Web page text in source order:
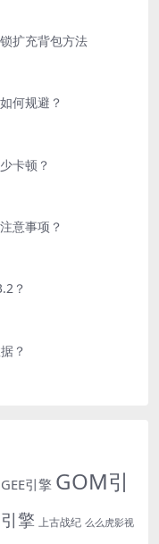
扩充背包方法
何规避？
卡顿？
意事项？
？
？
GEE引擎 GOM引
擎 上古战纪 么么虎影视